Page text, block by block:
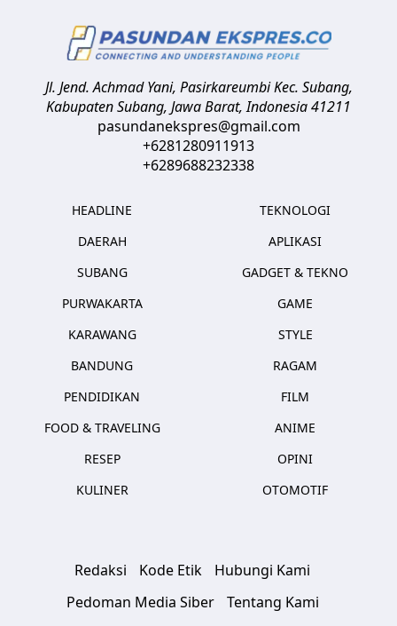
Jl. Jend. Achmad Yani, Pasirkareumbi Kec. Subang,
Kabupaten Subang, Jawa Barat,Indonesia41211
pasundanekspres@gmail.com
+6281280911913
+6289688232338
HEADLINE
DAERAH
SUBANG
PURWAKARTA
KARAWANG
BANDUNG
PENDIDIKAN
FOOD & TRAVELING
RESEP
KULINER
TEKNOLOGI
APLIKASI
GADGET & TEKNO
GAME
STYLE
RAGAM
FILM
ANIME
OPINI
OTOMOTIF
Redaksi Kode Etik
Hubungi Kami
Pedoman Media Siber
Tentang Kami